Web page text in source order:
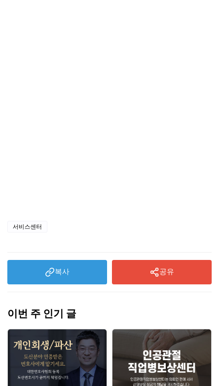
서비스센터
복사 공유
이번 주 인기 글